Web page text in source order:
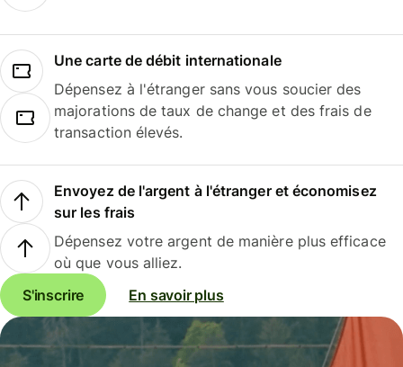
Une carte de débit internationale
Dépensez à l'étranger sans vous soucier des
majorations de taux de change et des frais de
transaction élevés.
Envoyez de l'argent à l'étranger et économisez
sur les frais
Dépensez votre argent de manière plus efficace
où que vous alliez.
S'inscrire
En savoir plus